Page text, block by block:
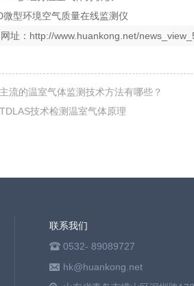
微型环境空气质量在线监测仪
址： http://www.huankong.net/
主流的温室气体监测技术方法有哪些？
TDLAS技术检测温室气体原理
联系我们
0532- 89089727
hk@huankong.net